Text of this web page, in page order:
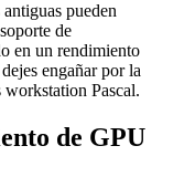
pueden
de
en un rendimiento
engañar por la
Pascal.
de GPU